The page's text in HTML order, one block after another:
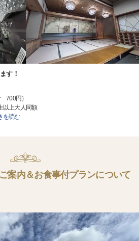
す！
700円）
以上大人同額
を読む
案内＆お食事付プランについて